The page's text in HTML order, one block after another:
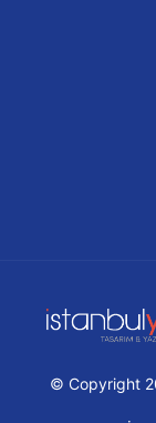
© Copyright